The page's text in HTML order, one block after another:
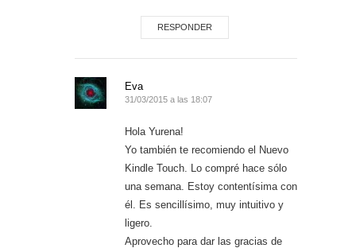
RESPONDER
Eva
31/03/2015 a las 18:07
Hola Yurena!
Yo también te recomiendo el Nuevo
Kindle Touch. Lo compré hace sólo
una semana. Estoy contentísima con
él. Es sencillísimo, muy intuitivo y
ligero.
Aprovecho para dar las gracias de